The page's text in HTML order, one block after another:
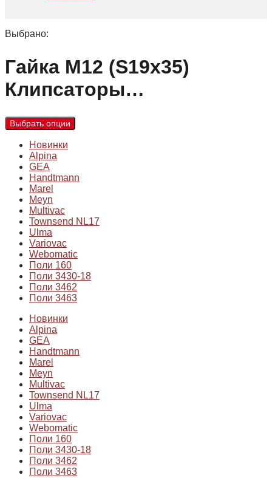
Выбрано:
Гайка М12 (S19х35)
Клипсаторы…
Выбрать опции
Новинки
Alpina
GEA
Handtmann
Marel
Meyn
Multivac
Townsend NL17
Ulma
Variovac
Webomatic
Поли 160
Поли 3430-18
Поли 3462
Поли 3463
Новинки
Alpina
GEA
Handtmann
Marel
Meyn
Multivac
Townsend NL17
Ulma
Variovac
Webomatic
Поли 160
Поли 3430-18
Поли 3462
Поли 3463